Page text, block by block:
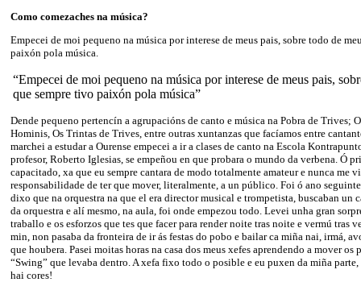
Como comezaches na música?
Empecei de moi pequeno na música por interese de meus pais, sobre todo de
paixón pola música.
“Empecei de moi pequeno na música por interese de meus pais,
que sempre tivo paixón pola música”
Dende pequeno pertencín a agrupacións de canto e música na Pobra de Trives;
Hominis, Os Trintas de Trives, entre outras xuntanzas que facíamos entre
marchei a estudar a Ourense empecei a ir a clases de canto na Escola
profesor, Roberto Iglesias, se empeñou en que probara o mundo da verbena. Ó
capacitado, xa que eu sempre cantara de modo totalmente amateur e nunca me
responsabilidade de ter que mover, literalmente, a un público. Foi ó ano
dixo que na orquestra na que el era director musical e trompetista, buscaban un
da orquestra e alí mesmo, na aula, foi onde empezou todo. Levei unha gran
traballo e os esforzos que tes que facer para render noite tras noite e vermú tras
min, non pasaba da fronteira de ir ás festas do pobo e bailar ca miña nai, irmá,
que houbera. Pasei moitas horas na casa dos meus xefes aprendendo a mover os
“Swing” que levaba dentro. A xefa fixo todo o posible e eu puxen da miña parte,
hai cores!